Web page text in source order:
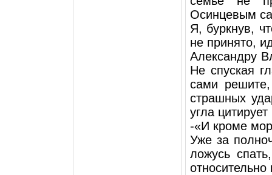
Осинцевым
Я, буркнув,
не принято,
Александру
Не спуская
сами
страшных
угла
-«И кроме
Уже за
ложусь